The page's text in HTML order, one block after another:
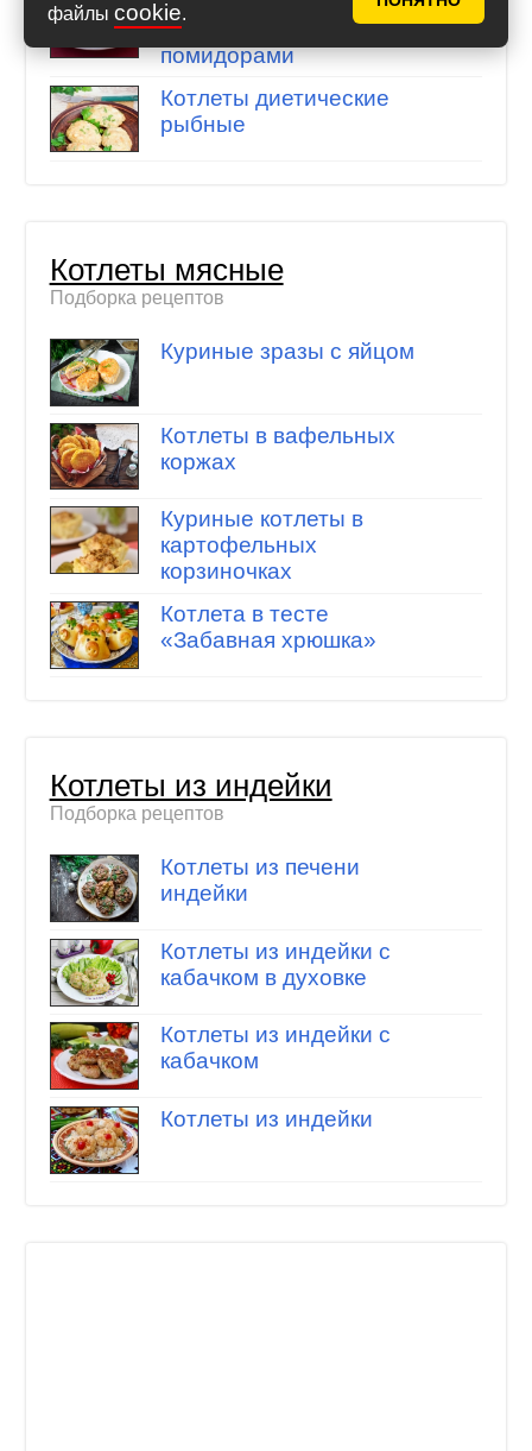
файлы cookie.
духовке с луком и
помидорами
Котлеты диетические
рыбные
Котлеты мясные
Подборка рецептов
Куриные зразы с яйцом
Котлеты в вафельных
коржах
Куриные котлеты в
картофельных
корзиночках
Котлета в тесте
«Забавная хрюшка»
Котлеты из индейки
Подборка рецептов
Котлеты из печени
индейки
Котлеты из индейки с
кабачком в духовке
Котлеты из индейки с
кабачком
Котлеты из индейки